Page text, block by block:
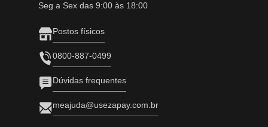
Seg a Sex das 9:00 às 18:00
Postos físicos
0800-887-0499
Dúvidas frequentes
meajuda@usezapay.com.br